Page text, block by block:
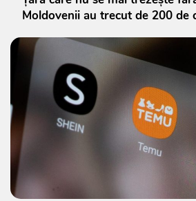
Moldovenii au trecut de 200 de